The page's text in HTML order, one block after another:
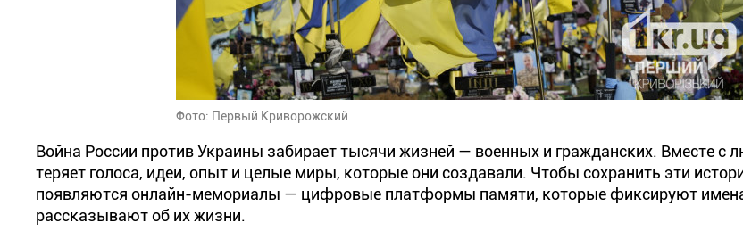
Фото: Первый Криворожский
Война России против Украины забирает тысячи жизней — военных и гражданских. Вместе с
теряет голоса, идеи, опыт и целые миры, которые они создавали. Чтобы сохранить эти
появляются онлайн-мемориалы — цифровые платформы памяти, которые фиксируют
рассказывают об их жизни.